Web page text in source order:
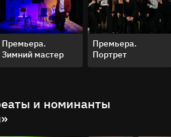
Премьера.
Зимний мастер
Премьера.
Портрет
и номинанты